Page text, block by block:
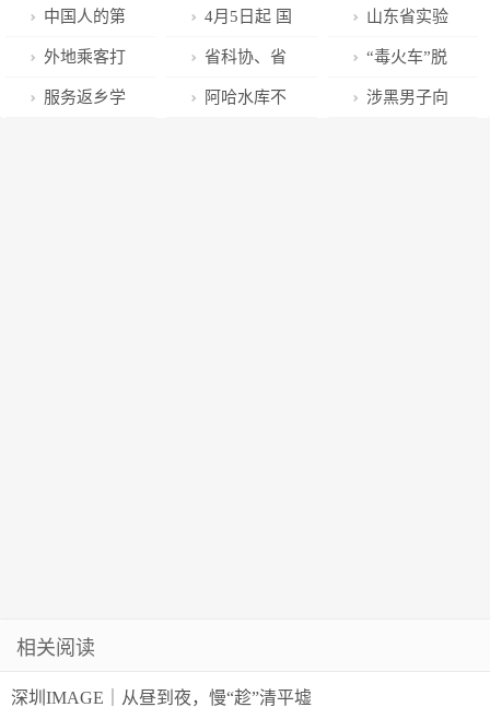
生七年“深”
情，助力深圳
医疗“国际范”
高标准农田
400多万亩 亩
均增产25千克
市城乡公益性
岗位招聘来
啦！
中国人的第
一致死病因居
然是它！你需
4月5日起 国
内机票燃油费
再次下调
山东省实验
小学举行2023
年全国中小学
外地乘客打
车怀疑司机绕
省科协、省
委宣传部等六
“毒火车”脱
轨后一个月，
服务返乡学 阿哈水库不 涉黑男子向
相关阅读
深圳IMAGE｜从昼到夜，慢“趁”清平墟